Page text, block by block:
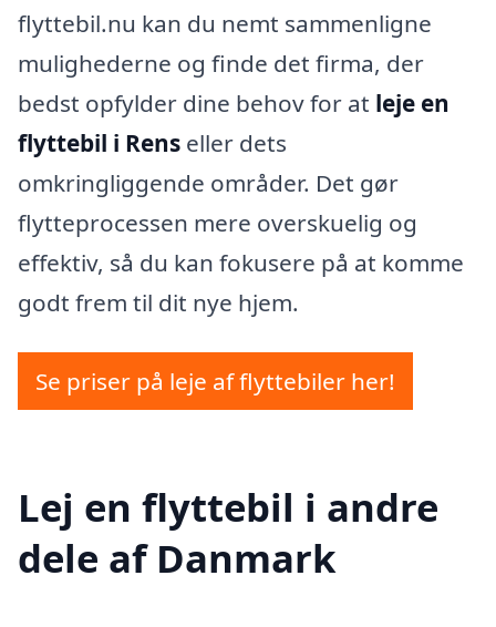
flyttebil.nu kan du nemt sammenligne
mulighederne og finde det firma, der
bedst opfylder dine behov for at leje en
flyttebil i Rens eller dets
omkringliggende områder. Det gør
flytteprocessen mere overskuelig og
effektiv, så du kan fokusere på at komme
godt frem til dit nye hjem.
Se priser på leje af flyttebiler her!
Lej en flyttebil i andre
dele af Danmark